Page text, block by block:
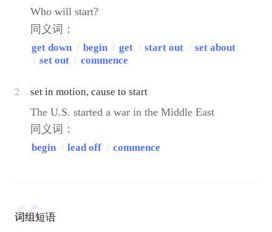
Who will start?
同义词：
get down / begin / get / start out / set about
/ set out / commence
2 set in motion, cause to start
The U.S. started a war in the Middle East
同义词：
begin / lead off / commence
词组短语